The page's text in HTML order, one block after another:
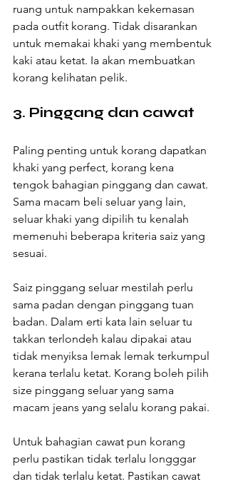
ruang untuk nampakkan kekemasan
pada outfit korang. Tidak disarankan
untuk memakai khaki yang membentuk
kaki atau ketat. Ia akan membuatkan
korang kelihatan pelik.
3. Pinggang dan cawat
Paling penting untuk korang dapatkan
khaki yang perfect, korang kena
tengok bahagian pinggang dan cawat.
Sama macam beli seluar yang lain,
seluar khaki yang dipilih tu kenalah
memenuhi beberapa kriteria saiz yang
sesuai.
Saiz pinggang seluar mestilah perlu
sama padan dengan pinggang tuan
badan. Dalam erti kata lain seluar tu
takkan terlondeh kalau dipakai atau
tidak menyiksa lemak lemak terkumpul
kerana terlalu ketat. Korang boleh pilih
size pinggang seluar yang sama
macam jeans yang selalu korang pakai.
Untuk bahagian cawat pun korang
perlu pastikan tidak terlalu longggar
dan tidak terlalu ketat. Pastikan cawat